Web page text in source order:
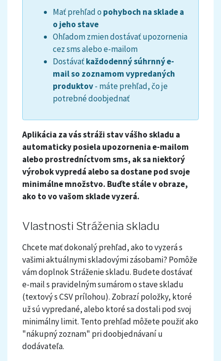
Mať prehľad o pohyboch na sklade a
o jeho stave
Ohľadom zmien dostávať upozornenia
cez sms alebo e-mailom
Dostávaťkaždodenný súhrnný e-
mail so zoznamom vypredaných
produktov- máte prehľad, čo je
potrebné doobjednať
Aplikácia za vás stráži stav vášho skladu a
automaticky posiela upozornenia e-mailom
alebo prostredníctvom sms, ak sa niektorý
výrobok vypredá alebo sa dostane pod svoje
minimálne množstvo. Buďte stále v obraze,
ako to vo vašom sklade vyzerá.
Vlastnosti Stráženia skladu
Chcete mať dokonalý prehľad, ako to vyzerá s
vašimi aktuálnymi skladovými zásobami? Pomôže
vám doplnok Stráženie skladu. Budete dostávať
e-mail s pravidelným sumárom o stave skladu
(textový s CSV prílohou). Zobrazí položky, ktoré
už sú vypredané, alebo ktoré sa dostali pod svoj
minimálny limit. Tento prehľad môžete použiť ako
"nákupný zoznam" pri doobjednávaní u
dodávateľa.